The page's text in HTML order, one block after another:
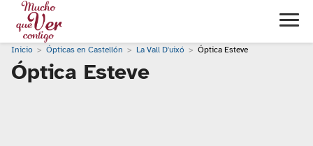
Inicio Ópticas en Castellón La Vall D'uixó Óptica Esteve
Óptica Esteve